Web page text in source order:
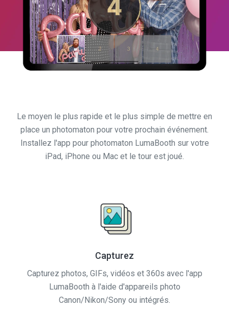
place un photomaton pour votre prochain événement.
Installez l'app pour photomaton LumaBooth sur votre
iPad, iPhone ou Mac et le tour est joué.
Capturez
Capturez photos, GIFs, vidéos et 360s avec l'app
LumaBooth à l'aide d'appareils photo
Canon/Nikon/Sony ou intégrés.